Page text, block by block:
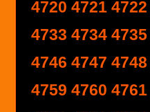
4720 4721 4722
4733 4734 4735
4746 4747 4748
4759 4760 4761